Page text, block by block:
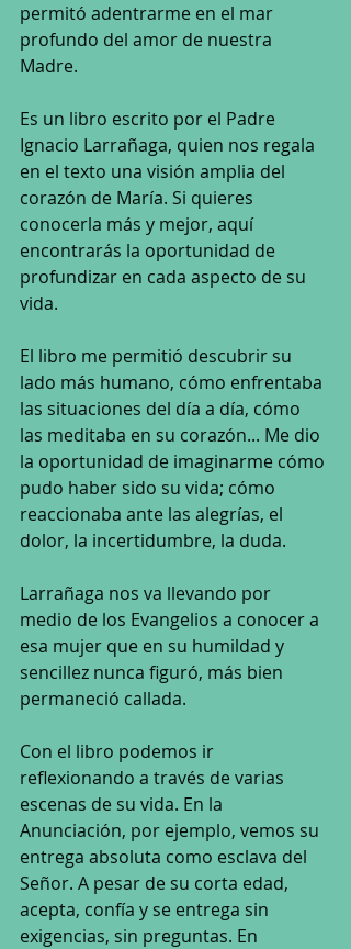
permitó adentrarme en el mar
profundo del amor de nuestra
Madre.
Es un libro escrito por el Padre
Ignacio Larrañaga, quien nos regala
en el texto una visión amplia del
corazón de María. Si quieres
conocerla más y mejor, aquí
encontrarás la oportunidad de
profundizar en cada aspecto de su
vida.
El libro me permitió descubrir su
lado más humano, cómo enfrentaba
las situaciones del día a día, cómo
las meditaba en su corazón... Me dio
la oportunidad de imaginarme cómo
pudo haber sido su vida; cómo
reaccionaba ante las alegrías, el
dolor, la incertidumbre, la duda.
Larrañaga nos va llevando por
medio de los Evangelios a conocer a
esa mujer que en su humildad y
sencillez nunca figuró, más bien
permaneció callada.
Con el libro podemos ir
reflexionando a través de varias
escenas de su vida. En la
Anunciación, por ejemplo, vemos su
entrega absoluta como esclava del
Señor. A pesar de su corta edad,
acepta, confía y se entrega sin
exigencias, sin preguntas. En